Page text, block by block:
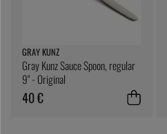
GRAY KUNZ
Gray Kunz Sauce Spoon, regular
9" - Original
40 €